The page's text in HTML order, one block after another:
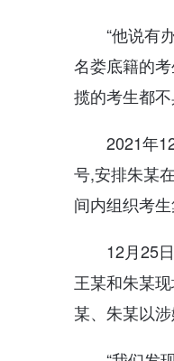
“他说有
名娄底籍的
揽的考生都
2021年
号,安排朱某
间内组织考
12月25
王某和朱某
某、朱某以